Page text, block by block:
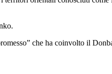
che ha coinvolto il